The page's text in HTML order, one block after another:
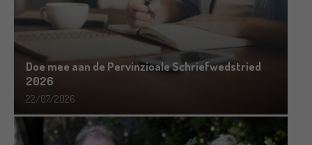
Doe mee aan de Pervinzioale Schriefwedstried
2026
22/07/2026